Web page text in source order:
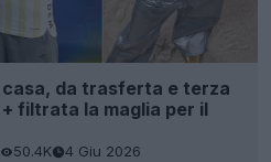
casa, da trasferta e terza
filtrata la maglia per il
50.4K 4 Giu 2026